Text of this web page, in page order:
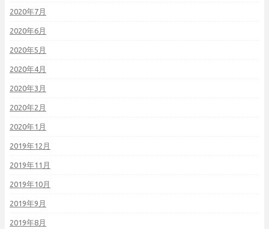
2020年7月
2020年6月
2020年5月
2020年4月
2020年3月
2020年2月
2020年1月
2019年12月
2019年11月
2019年10月
2019年9月
2019年8月